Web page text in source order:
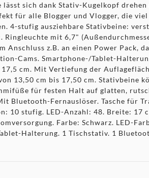
sich dank Stativ-Kugelkopf
für alle Blogger und Vlogger, die
4-stufig ausziehbare Stativbeine:
Ringleuchte mit 6,7"
Anschluss z.B. an einen Power Pack,
Cams. Smartphone-/Tablet-
cm. Mit Vertiefung der
13,50 cm bis 17,50 cm. Stativbeine
für festen Halt auf glatten,
Bluetooth-Fernauslöser. Tasche für
10 stufig. LED-Anzahl: 48. Breite: 17
Farbe: Schwarz. LED-
Halterung. 1 Tischstativ. 1